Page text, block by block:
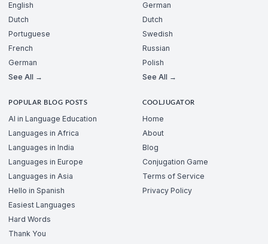
English
Dutch
Portuguese
French
German
See All →
German
Dutch
Swedish
Russian
Polish
See All →
POPULAR BLOG POSTS
AI in Language Education
Languages in Africa
Languages in India
Languages in Europe
Languages in Asia
Hello in Spanish
Easiest Languages
Hard Words
Thank You
COOLJUGATOR
Home
About
Blog
Conjugation Game
Terms of Service
Privacy Policy